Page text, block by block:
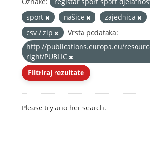
sport
našice zajednica
csv / zip
Vrsta podataka:
http://publications.europa.eu/
right/PUBLIC
Filtriraj rezultate
Please try another search.